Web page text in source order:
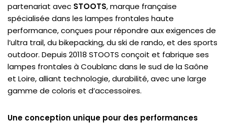
partenariat avec STOOTS, marque française
spécialisée dans les lampes frontales haute
performance, conçues pour répondre aux exigences de
l’ultra trail, du bikepacking, du ski de rando, et des sports
outdoor. Depuis 20118 STOOTS conçoit et fabrique ses
lampes frontales à Coublanc dans le sud de la Saône
et Loire, alliant technologie, durabilité, avec une large
gamme de coloris et d’accessoires.
Une conception unique pour des performances